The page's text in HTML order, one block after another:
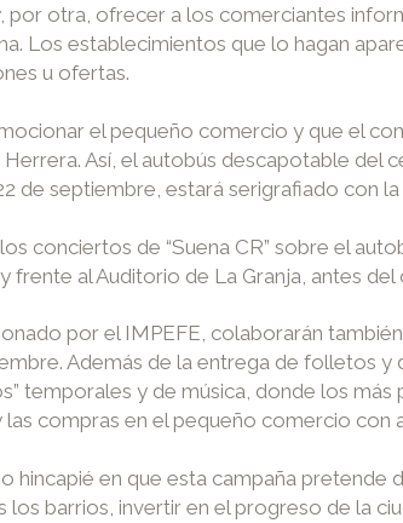
otra, ofrecer a los comerciantes
Los establecimientos que lo hagan
u ofertas.
el pequeño comercio y que el
Así, el autobús descapotable del
de septiembre, estará serigrafiado con
conciertos de “Suena CR” sobre el
frente al Auditorio de La Granja, antes
por el IMPEFE, colaborarán
Además de la entrega de folletos
temporales y de música, donde los
compras en el pequeño comercio con
hincapié en que esta campaña
barrios, invertir en el progreso de la